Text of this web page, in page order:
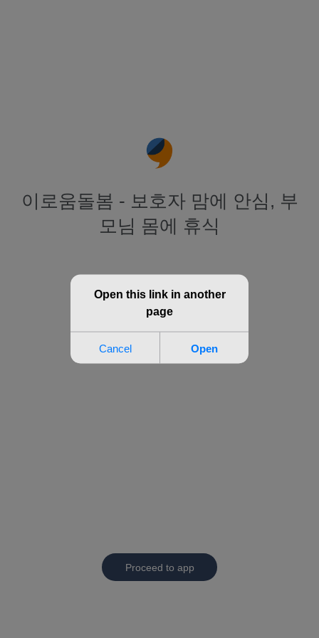
이로움돌봄 - 보호자 맘에 안심, 부
모님 몸에 휴식
Proceed to app